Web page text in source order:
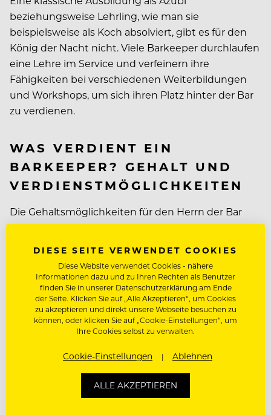
beziehungsweise Lehrling, wie man sie
beispielsweise als Koch absolviert, gibt es für den
König der Nacht nicht. Viele Barkeeper durchlaufen
eine Lehre im Service und verfeinern ihre
Fähigkeiten bei verschiedenen Weiterbildungen
und Workshops, um sich ihren Platz hinter der Bar
zu verdienen.
WAS VERDIENT EIN
BARKEEPER? GEHALT UND
VERDIENSTMÖGLICHKEITEN
Die Gehaltsmöglichkeiten für den Herrn der Bar
variieren je nach Erfahrung, Stunden pro Woche
Monat. Obendrauf bieten Betriebe zusätzlich freie
Verpflegung, Unterkunft sowie Begünstigungen in
Partnerbetrieben.
BARKEEPER? JOBS UNS
STELLENANGEBOTE
DIESE SEITE VERWENDET COOKIES
Diese Website verwendet Cookies - nähere
Informationen dazu und zu Ihren Rechten als Benutzer
finden Sie in unserer Datenschutzerklärung am Ende
der Seite. Klicken Sie auf „Alle Akzeptieren“, um Cookies
zu akzeptieren und direkt unsere Webseite besuchen zu
können, oder klicken Sie auf „Cookie-Einstellungen“, um
Ihre Cookies selbst zu verwalten.
Cookie-Einstellungen Ablehnen
ALLE AKZEPTIEREN